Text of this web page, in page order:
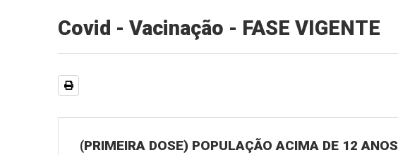
Covid - Vacinação - FASE VIGENTE
(PRIMEIRA DOSE) POPULAÇÃO ACIMA DE 12 ANOS